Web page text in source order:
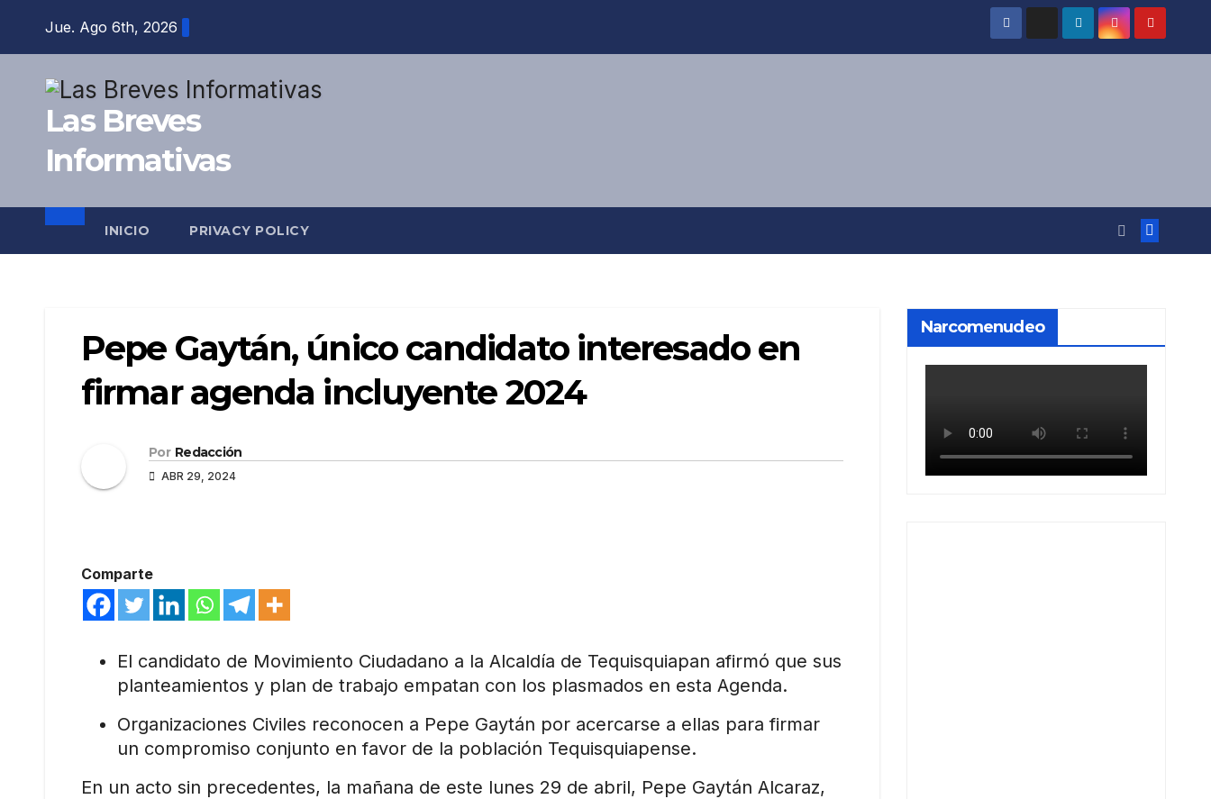
Jue. Ago 6th, 2026
Las Breves
Informativas
INICIO PRIVACY POLICY
Pepe Gaytán, único candidato interesado en
firmar agenda incluyente 2024
Por Redacción
ABR 29, 2024
Comparte
El candidato de Movimiento Ciudadano a la Alcaldía de Tequisquiapan afirmó que sus
planteamientos y plan de trabajo empatan con los plasmados en esta Agenda.
Organizaciones Civiles reconocen a Pepe Gaytán por acercarse a ellas para firmar
un compromiso conjunto en favor de la población Tequisquiapense.
En un acto sin precedentes, la mañana de este lunes 29 de abril, Pepe Gaytán Alcaraz,
Narcomenudeo